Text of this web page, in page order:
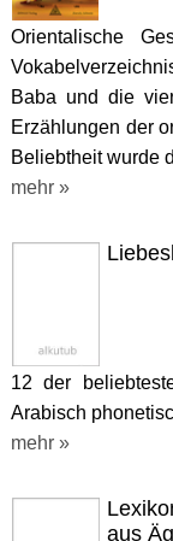
Orientalische
Baba und die
Erzählungen der
Beliebtheit wurde
mehr »
12 der
Arabisch
mehr »
aus